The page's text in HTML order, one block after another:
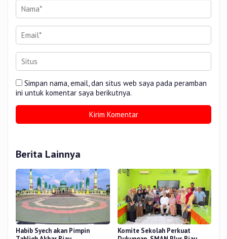
Simpan nama, email, dan situs web saya pada peramban
ini untuk komentar saya berikutnya.
Berita Lainnya
Habib Syech akan Pimpin
Komite Sekolah Perkuat